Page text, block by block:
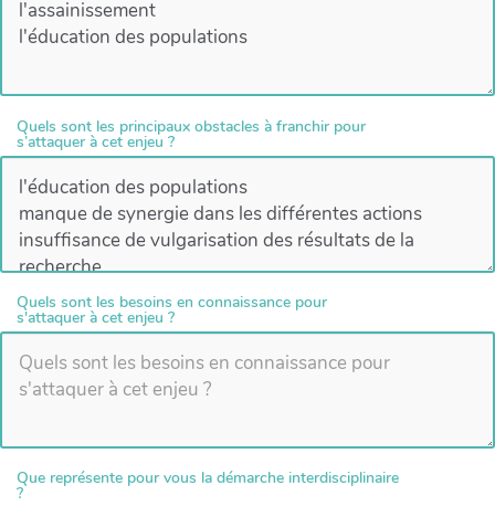
Quels sont les principaux obstacles à franchir pour
s’attaquer à cet enjeu ?
Quels sont les besoins en connaissance pour
s'attaquer à cet enjeu ?
Que représente pour vous la démarche interdisciplinaire
?